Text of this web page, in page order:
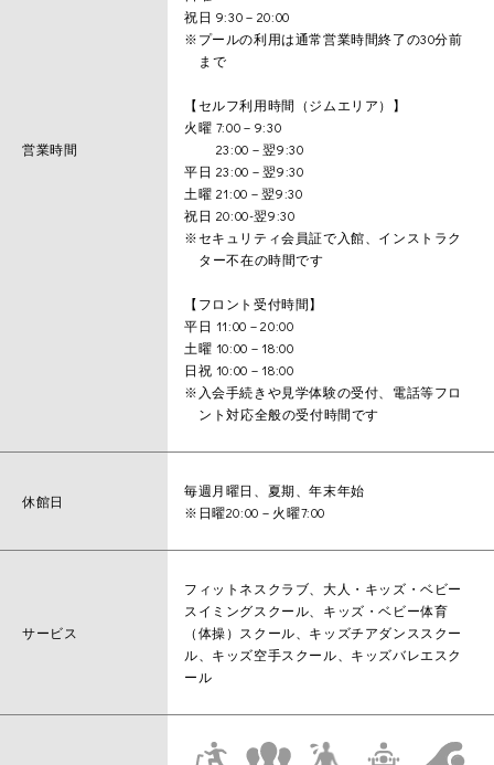
営業時間
祝日 9:30－20:00
※プールの利用は通常営業時間終了の30分前
まで
【セルフ利用時間（ジムエリア）】
火曜 7:00－9:30
23:00－翌9:30
平日 23:00－翌9:30
土曜 21:00－翌9:30
祝日 20:00-翌9:30
※セキュリティ会員証で入館、インストラク
ター不在の時間です
【フロント受付時間】
平日 11:00－20:00
土曜 10:00－18:00
日祝 10:00－18:00
※入会手続きや見学体験の受付、電話等フロ
ント対応全般の受付時間です
休館日
毎週月曜日、夏期、年末年始
※日曜20:00－火曜7:00
サービス
フィットネスクラブ、大人・キッズ・ベビー
スイミングスクール、キッズ・ベビー体育
（体操）スクール、キッズチアダンススクー
ル、キッズ空手スクール、キッズバレエスク
ール